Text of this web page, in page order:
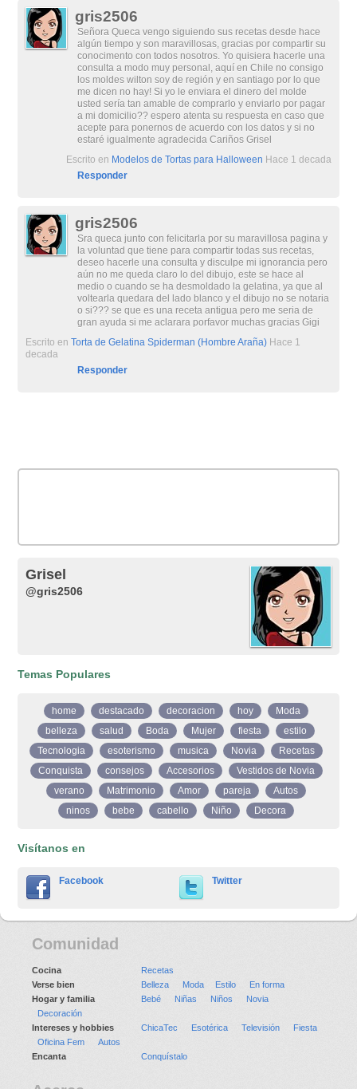
gris2506
Señora Queca vengo siguiendo sus recetas desde hace
algún tiempo y son maravillosas, gracias por compartir su
conocimento con todos nosotros. Yo quisiera hacerle una
consulta a modo muy personal, aquí en Chile no consigo
los moldes wilton soy de región y en santiago por lo que
me dicen no hay! Si yo le enviara el dinero del molde
usted sería tan amable de comprarlo y enviarlo por pagar
a mi domicilio?? espero atenta su respuesta en caso que
acepte para ponernos de acuerdo con los datos y si no
estaré igualmente agradecida Cariños Grisel
Escrito en Modelos de Tortas para Halloween Hace 1 decada
Responder
gris2506
Sra queca junto con felicitarla por su maravillosa pagina y
la voluntad que tiene para compartir todas sus recetas,
deseo hacerle una consulta y disculpe mi ignorancia pero
aún no me queda claro lo del dibujo, este se hace al
medio o cuando se ha desmoldado la gelatina, ya que al
voltearla quedara del lado blanco y el dibujo no se notaria
o si??? se que es una receta antigua pero me seria de
gran ayuda si me aclarara porfavor muchas gracias Gigi
Escrito enTorta de Gelatina Spiderman (Hombre Araña) Hace 1
decada
Responder
Grisel
@gris2506
Temas Populares
home destacado decoracion hoy
Moda
belleza
salud Boda Mujer fiesta
estilo
Tecnologia
esoterismo musica Novia
Recetas
Conquista
consejos Accesorios
Vestidos de Novia
verano
Matrimonio Amor pareja
Autos
ninos
bebe cabello Niño Decora
Visítanos en
Facebook Twitter
Comunidad
Cocina
Recetas
Verse bien
Belleza Moda Estilo
En forma
Hogar y familia
Bebé Niñas Niños
Novia
Decoración
Intereses y hobbies
ChicaTec Esotérica Televisión
Fiesta
Oficina Fem
Autos
Encanta
Conquístalo